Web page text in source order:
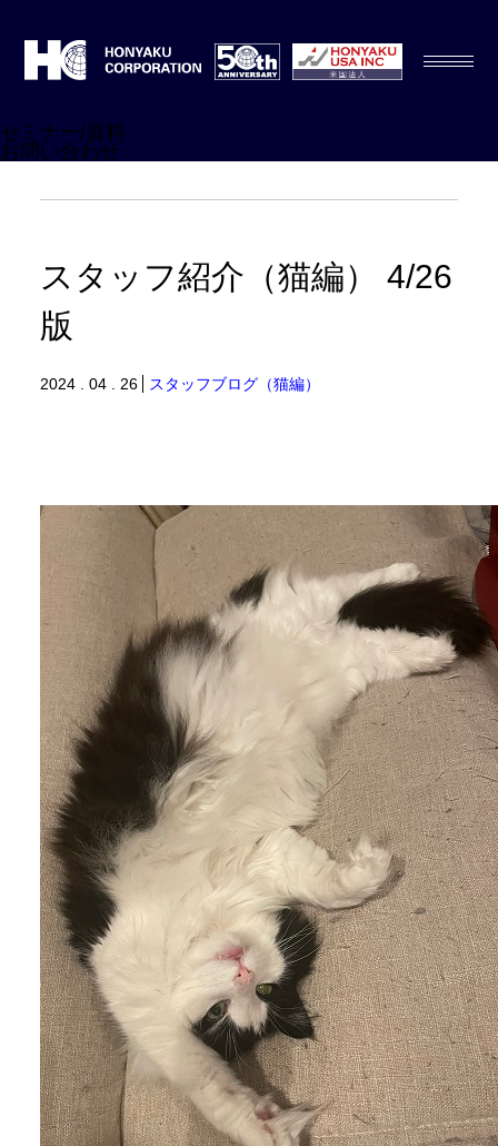
セミナー/資料
お問い合わせ
スタッフ紹介（猫編） 4/26
版
2024 . 04 . 26 スタッフブログ（猫編）